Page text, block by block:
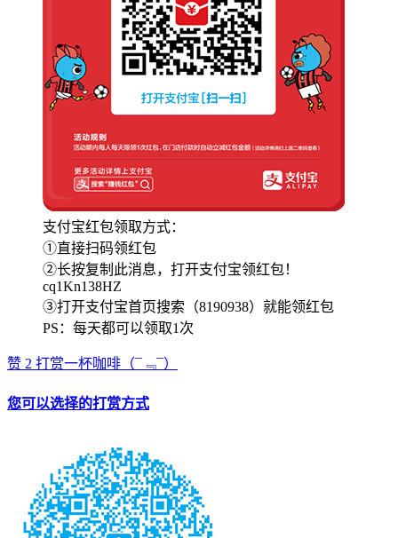
支付宝红包领取方式：
①直接扫码领红包
②长按复制此消息，打开支付宝领红包！
cq1Kn138HZ
③打开支付宝首页搜索（8190938）就能领红包
PS：每天都可以领取1次
赞 2 打赏一杯咖啡 （¯﹃¯）
您可以选择的打赏方式